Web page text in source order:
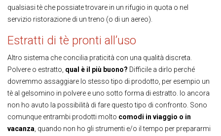
qualsiasi tè che possiate trovare in un rifugio in quota o nel
servizio ristorazione di un treno (o di un aereo).
Estratti di tè pronti all’uso
Altro sistema che concilia praticità con una qualità discreta.
Polvere o estratto, qual è il più buono? Difficile a dirlo perché
dovremmo assaggiare lo stesso tipo di prodotto, per esempio un
tè al gelsomino in polvere e uno sotto forma di estratto. Io ancora
non ho avuto la possibilità di fare questo tipo di confronto. Sono
comunque entrambi prodotti molto comodi in viaggio o in
vacanza, quando non ho gli strumenti e/o il tempo per prepararmi